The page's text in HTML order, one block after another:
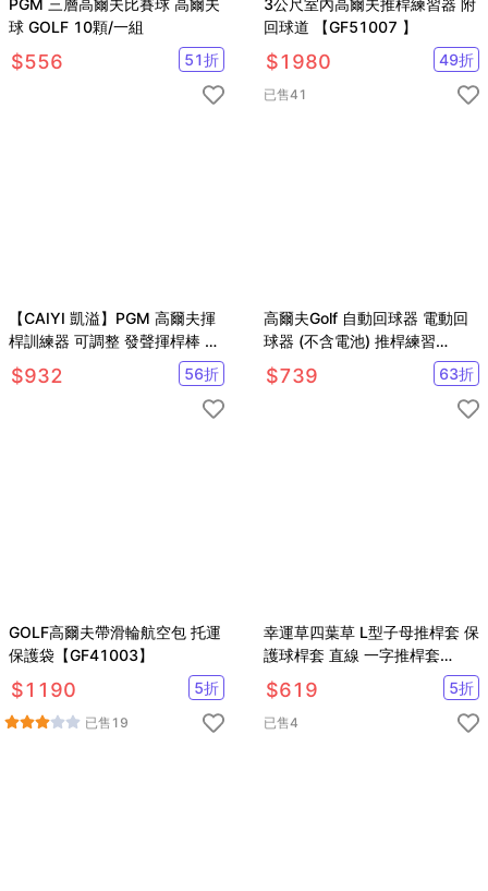
PGM 三層高爾夫比賽球 高爾夫
球 GOLF 10顆/一組
$556 51折
3公尺室內高爾夫推桿練習器 附
回球道 【GF51007 】
$1980 49折
已售41
【CAIYI 凱溢】PGM 高爾夫揮
桿訓練器 可調整 發聲揮桿棒 手
型握把 初學練習用品
$932 56折
高爾夫Golf 自動回球器 電動回
球器 (不含電池) 推桿練習
【GF51006】
$739 63折
GOLF高爾夫帶滑輪航空包 托運
保護袋【GF41003】
$1190 5折
已售 19
幸運草四葉草 L型子母推桿套 保
護球桿套 直線 一字推桿套
【GF23014】
$619 5折
已售4